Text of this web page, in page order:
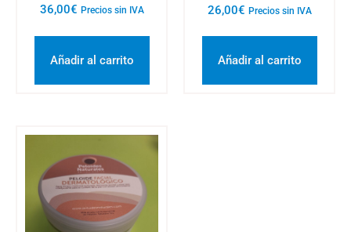
36,00€ Precios sin IVA
Añadir al carrito
Valorado
con
de 5
26,00€ Precios sin IVA
Añadir al carrito